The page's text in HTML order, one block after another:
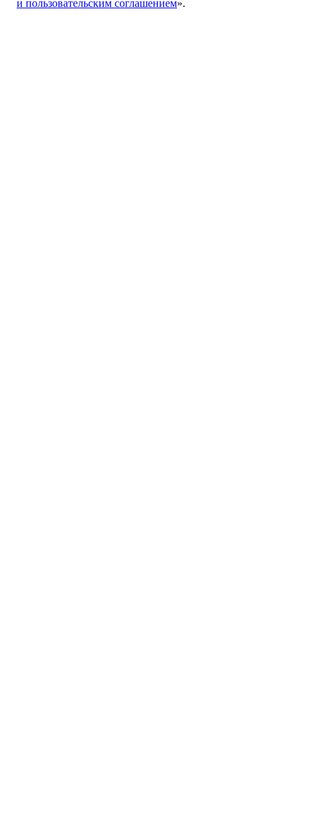
и пользовательским соглашением».